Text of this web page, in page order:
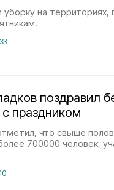
уборку на
поздравил
праздником
что свыше
700000 человек,